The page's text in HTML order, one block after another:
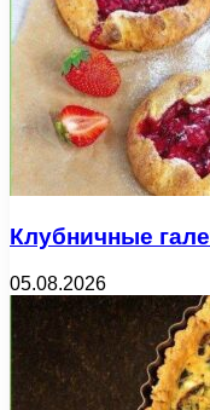
Клубничные
05.08.2026